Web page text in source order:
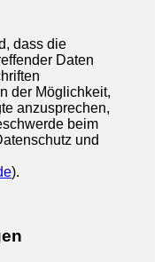
dass die
Daten
der Möglichkeit,
anzusprechen,
beim
und
).